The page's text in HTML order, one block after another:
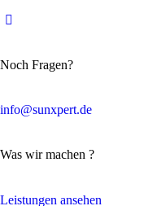
Noch Fragen?
info@sunxpert.de
Was wir machen ?
Leistungen ansehen